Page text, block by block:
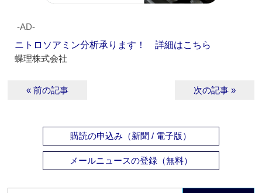
‐AD‐
ニトロソアミン分析承ります！ 詳細はこちら
蝶理株式会社
« 前の記事 次の記事 »
購読の申込み（新聞 / 電子版）
メールニュースの登録（無料）